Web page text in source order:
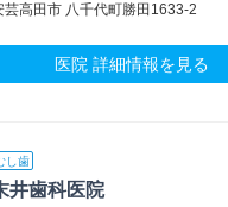
芸高田市 八千代町勝田1633-2
医院 詳細情報を見る
し歯
井歯科医院